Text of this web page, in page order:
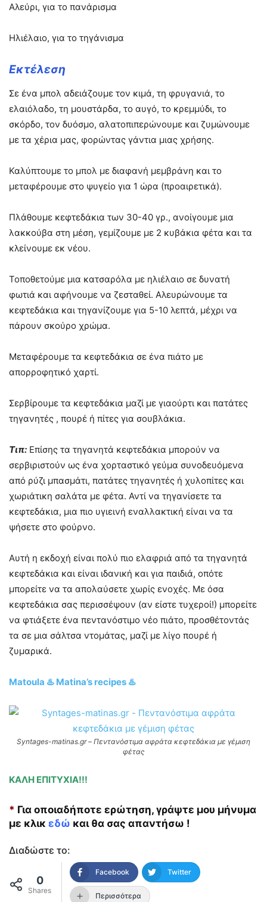
Αλεύρι, για το πανάρισμα
Ηλιέλαιο, για το τηγάνισμα
Εκτέλεση
Σε ένα μπολ αδειάζουμε τον κιμά, τη φρυγανιά, το
ελαιόλαδο, τη μουστάρδα, το αυγό, το κρεμμύδι, το
σκόρδο, τον δυόσμο, αλατοπιπερώνουμε και ζυμώνουμε
με τα χέρια μας, φορώντας γάντια μιας χρήσης.
Καλύπτουμε το μπολ με διαφανή μεμβράνη και το
μεταφέρουμε στο ψυγείο για 1 ώρα (προαιρετικά).
Πλάθουμε κεφτεδάκια των 30-40 γρ., ανοίγουμε μια
λακκούβα στη μέση, γεμίζουμε με 2 κυβάκια φέτα και τα
κλείνουμε εκ νέου.
Τοποθετούμε μια κατσαρόλα με ηλιέλαιο σε δυνατή
φωτιά και αφήνουμε να ζεσταθεί. Αλευρώνουμε τα
κεφτεδάκια και τηγανίζουμε για 5-10 λεπτά, μέχρι να
πάρουν σκούρο χρώμα.
Μεταφέρουμε τα κεφτεδάκια σε ένα πιάτο με
απορροφητικό χαρτί.
Σερβίρουμε τα κεφτεδάκια μαζί με γιαούρτι και πατάτες
τηγανητές , πουρέ ή πίτες για σουβλάκια.
Τιπ: Επίσης τα τηγανητά κεφτεδάκια μπορούν να
σερβιριστούν ως ένα χορταστικό γεύμα συνοδευόμενα
από ρύζι μπασμάτι, πατάτες τηγανητές ή χυλοπίτες και
χωριάτικη σαλάτα με φέτα. Αντί να τηγανίσετε τα
κεφτεδάκια, μια πιο υγιεινή εναλλακτική είναι να τα
ψήσετε στο φούρνο.
Αυτή η εκδοχή είναι πολύ πιο ελαφριά από τα τηγανητά
κεφτεδάκια και είναι ιδανική και για παιδιά, οπότε
μπορείτε να τα απολαύσετε χωρίς ενοχές. Με όσα
κεφτεδάκια σας περισσέψουν (αν είστε τυχεροί!) μπορείτε
να φτιάξετε ένα πεντανόστιμο νέο πιάτο, προσθέτοντάς
τα σε μια σάλτσα ντομάτας, μαζί με λίγο πουρέ ή
ζυμαρικά.
Matoula ♨️ Matina’s recipes ♨️
Syntages-matinas.gr – Πεντανόστιμα αφράτα κεφτεδάκια με γέμιση
φέτας
ΚΑΛΗ ΕΠΙΤΥΧΙΑ!!!
* Για οποιαδήποτε ερώτηση, γράψτε μου μήνυμα
με κλικ εδώ και θα σας απαντήσω !
Διαδώστε το:
0
Shares
Facebook Twitter
Περισσότερα